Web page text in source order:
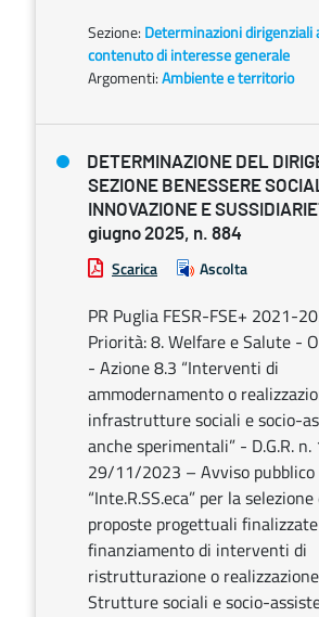
Sezione: Determinazioni dirigenziali
contenuto di interesse generale
Argomenti:Ambiente e territorio
DETERMINAZIONE DEL
SEZIONE BENESSERE
INNOVAZIONE E
giugno 2025, n. 884
Scarica Ascolta
PR Puglia FESR-FSE+ 2021-
Priorità: 8. Welfare e Salute -
- Azione 8.3 “Interventi di
ammodernamento o
infrastrutture sociali e socio-
anche sperimentali” - D.G.R.
29/11/2023 – Avviso pubblico
“Inte.R.SS.eca” per la selezione
proposte progettuali
finanziamento di interventi di
ristrutturazione o
Strutture sociali e socio-